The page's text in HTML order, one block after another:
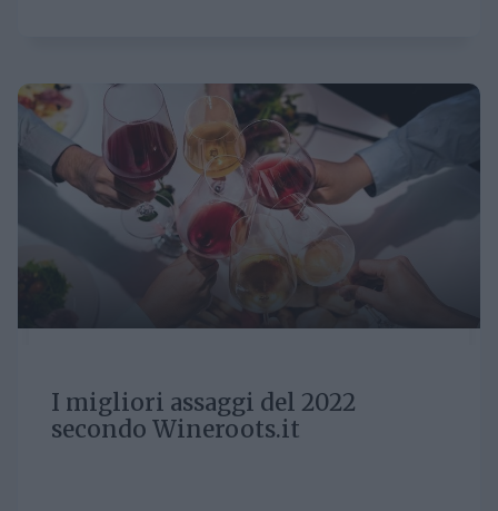
I migliori assaggi del 2022
secondo Wineroots.it